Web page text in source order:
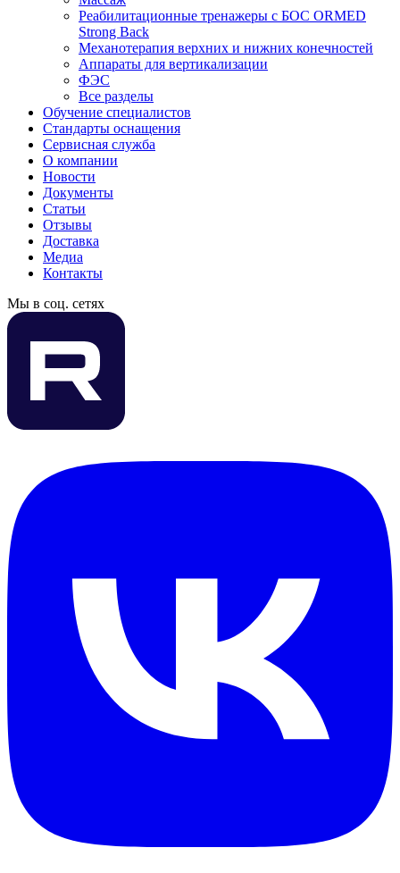
Реабилитационные тренажеры с БОС ORMED
Strong Back
Механотерапия верхних и нижних конечностей
Аппараты для вертикализации
ФЭС
Все разделы
Обучение специалистов
Стандарты оснащения
Сервисная служба
О компании
Новости
Документы
Статьи
Отзывы
Доставка
Медиа
Контакты
Мы в соц. сетях